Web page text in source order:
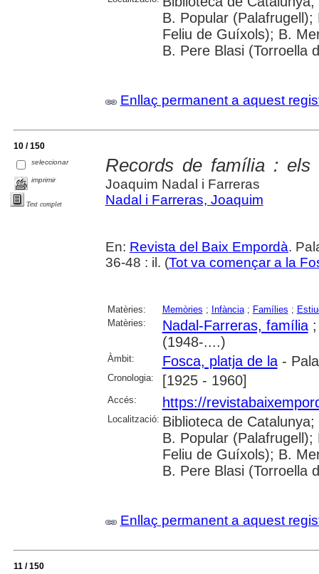
B. Popular
Feliu de Guíxols); B.
B. Pere Blasi (Torroella
Enllaç permanent a aquest
10 / 150
seleccionar
imprimir
Text complet
Records de família : els
Joaquim Nadal i Farreras
Nadal i Farreras, Joaquim
En: Revista del Baix Empordà.
36-48 : il. (Tot va començar a la
Matèries: Memòries ; Infància; Famílies ;
Matèries:
Nadal-Farreras, família
(1948-....)
Àmbit: Fosca, platja de la-
Cronologia: [1925 - 1960]
Accés: https://
Localització: Biblioteca de
B. Popular
Feliu de Guíxols); B.
B. Pere Blasi (Torroella
Enllaç permanent a aquest
11 / 150